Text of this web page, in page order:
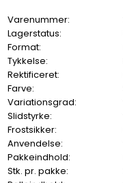
Varenummer:
Lagerstatus:
Format:
Tykkelse:
Rektificeret:
Farve:
Variationsgrad:
Slidstyrke:
Frostsikker:
Anvendelse:
Pakkeindhold:
Stk. pr. pakke: